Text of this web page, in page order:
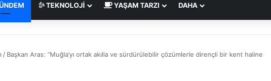
TEKNOLOJI YAŞAM TARZI DAHA
/ Başkan Aras: “Muğla’yı ortak akılla ve sürdürülebilir çözümlerle dirençli bir kent haline